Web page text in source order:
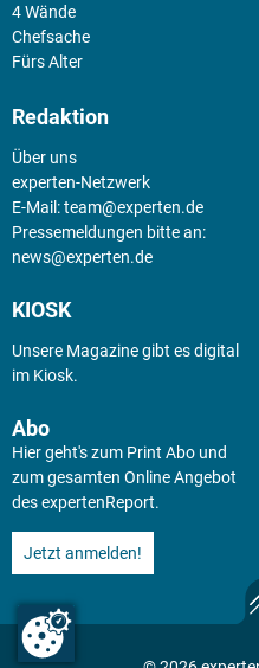
4 Wände
Chefsache
Fürs Alter
Redaktion
Über uns
experten-Netzwerk
E-Mail:team@experten.de
Pressemeldungen bitte an:
news@experten.de
KIOSK
Unsere Magazine gibt es digital
im Kiosk.
Abo
Hier geht's zum Print Abo und
zum gesamten Online Angebot
des expertenReport.
Jetzt anmelden!